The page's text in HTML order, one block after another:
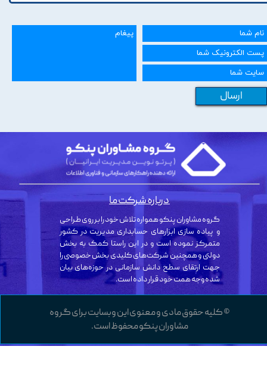
ارسال
© کلیه حقوق مادی و معنوی این وبسایت برای گروه
مشاوران پنکو محفوظ است.
گروه مشاوران پنکو همواره تلاش خود را بر روی طراحی
و پیاده سازی ابزارهای حسابداری مدیریت در کشور
متمرکز نموده است و در این راستا کمک به بخش
دولتی و همچنین شرکت‌های کلیدی بخش خصوصی را
جهت ارتقای سطح دانش سازمانی در حوزه‌های بیان
شده وجه همت خود قرار داده است.
درباره شرکت ما